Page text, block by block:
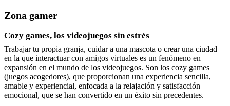
Zona gamer
Cozy games, los videojuegos sin estrés
Trabajar tu propia granja, cuidar a una mascota o crear una ciudad
en la que interactuar con amigos virtuales es un fenómeno en
expansión en el mundo de los videojuegos. Son los cozy games
(juegos acogedores), que proporcionan una experiencia sencilla,
amable y experiencial, enfocada a la relajación y satisfacción
emocional, que se han convertido en un éxito sin precedentes.